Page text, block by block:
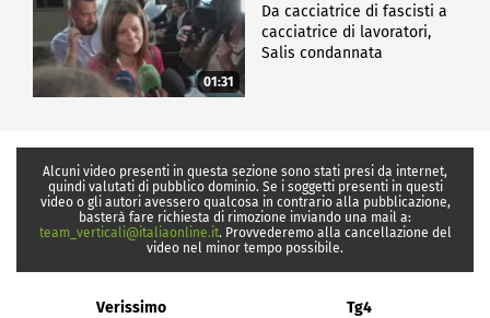
01:31
Da cacciatrice di fascisti a
cacciatrice di lavoratori,
Salis condannata
Alcuni video presenti in questa sezione sono stati presi da internet,
quindi valutati di pubblico dominio. Se i soggetti presenti in questi
video o gli autori avessero qualcosa in contrario alla pubblicazione,
basterà fare richiesta di rimozione inviando una mail a:
team_verticali@italiaonline.it. Provvederemo alla cancellazione del
video nel minor tempo possibile.
Verissimo Tg4